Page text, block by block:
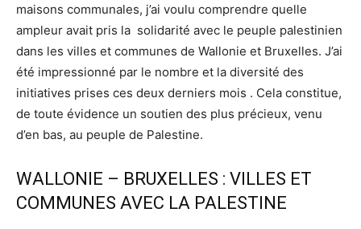
maisons communales, j’ai voulu comprendre quelle
ampleur avait pris la solidarité avec le peuple palestinien
dans les villes et communes de Wallonie et Bruxelles. J’ai
été impressionné par le nombre et la diversité des
initiatives prises ces deux derniers mois . Cela constitue,
de toute évidence un soutien des plus précieux, venu
d’en bas, au peuple de Palestine.
WALLONIE – BRUXELLES : VILLES ET
COMMUNES AVEC LA PALESTINE